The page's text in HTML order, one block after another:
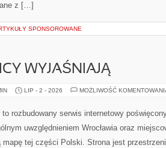
z […]
SPONSOROWANE
WYJAŚNIAJĄ
LIP - 2 - 2026 MOŻLIWOŚĆ
to rozbudowany serwis internetowy
uwzględnieniem Wrocławia oraz
mapę tej części Polski. Strona jest